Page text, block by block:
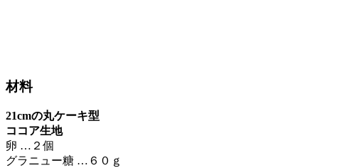
材料
21cmの丸ケーキ型
ココア生地
卵 …２個
グラニュー糖 …６０ｇ